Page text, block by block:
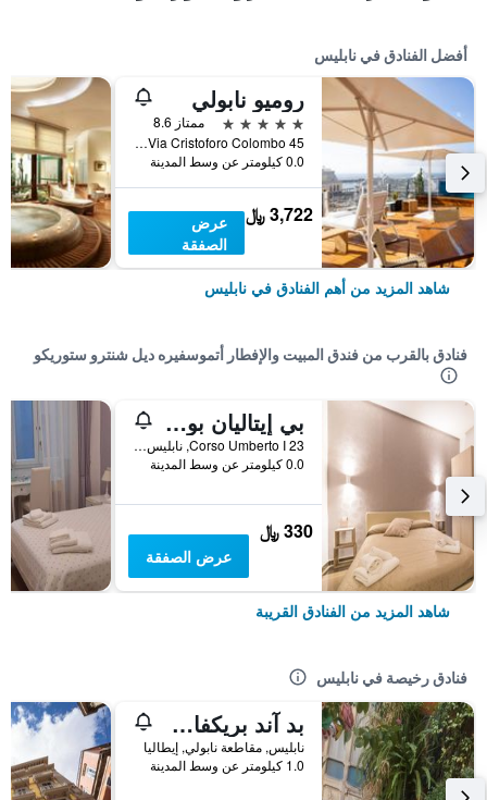
أفضل الفنادق في نابليس
روميو نابولي
5 نجوم
ممتاز 8.6
Via Cristoforo Colombo 45, نابليس, مقاطعة نابولي, إيطاليا
0.0 كيلومتر عن وسط المدينة
3,722 ﷼
عرض
الصفقة
شاهد المزيد من أهم الفنادق في نابليس
فنادق بالقرب من فندق المبيت والإفطار أتموسفيره ديل شنترو ستوريكو
بي إيتاليان بوفيو فلاتس
Corso Umberto I 23, نابليس, مقاطعة نابولي, إيطاليا
0.0 كيلومتر عن وسط المدينة
330 ﷼
عرض الصفقة
شاهد المزيد من الفنادق القريبة
فنادق رخيصة في نابليس
بد آند بريكفاست ميراجليا
نابليس, مقاطعة نابولي, إيطاليا
1.0 كيلومتر عن وسط المدينة